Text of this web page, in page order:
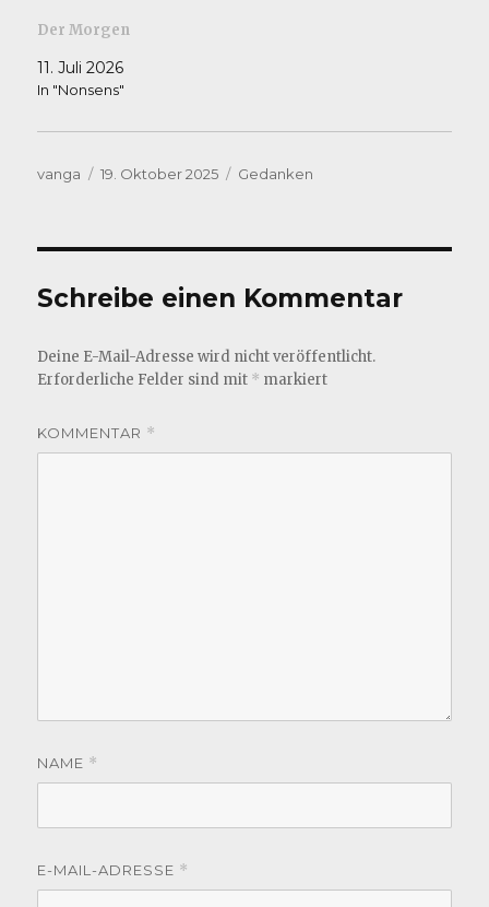
Der Morgen
11. Juli 2026
In "Nonsens"
Autor
vanga
Veröffentlicht
19. Oktober 2025 Kategorien
Gedanken
Schreibe einen Kommentar
Deine E-Mail-Adresse wird nicht veröffentlicht.
Erforderliche Felder sind mit * markiert
KOMMENTAR *
NAME *
E-MAIL-ADRESSE *